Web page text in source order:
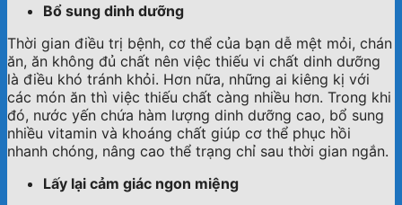
Bổ sung dinh dưỡng
Thời gian điều trị bệnh, cơ thể của bạn dễ mệt mỏi, chán
ăn, ăn không đủ chất nên việc thiếu vi chất dinh dưỡng
là điều khó tránh khỏi. Hơn nữa, những ai kiêng kị với
các món ăn thì việc thiếu chất càng nhiều hơn. Trong khi
đó, nước yến chứa hàm lượng dinh dưỡng cao, bổ sung
nhiều vitamin và khoáng chất giúp cơ thể phục hồi
nhanh chóng, nâng cao thể trạng chỉ sau thời gian ngắn.
Lấy lại cảm giác ngon miệng